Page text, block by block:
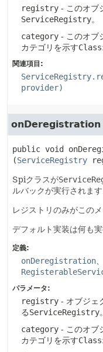
registry - このオブ
ServiceRegistry。
category - このオブ
カテゴリを示すClass
関連項目:
provider)
onDeregistration
public void
(ServiceRegistry
Spiクラスが
ルバックが実行されます
レジストリのみがこの
デフォルト実装は何も実
定義:
onDeregistration
パラメータ:
registry - オブジェ
るServiceRegistry。
category - このオブ
カテゴリを示すClass